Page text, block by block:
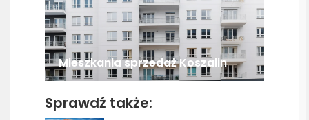
Mieszkania sprzedaż Koszalin
Sprawdź także: